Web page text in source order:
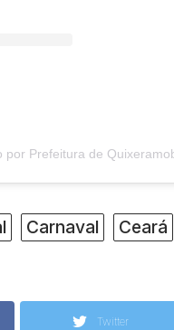
Carnaval Ceará
Twitter